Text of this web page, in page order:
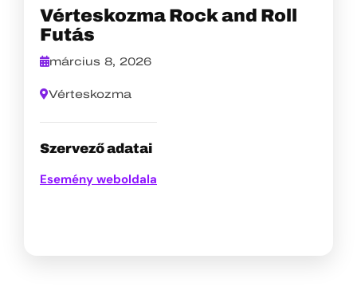
Vérteskozma Rock and Roll
Futás
március 8, 2026
Vérteskozma
Szervező adatai
Esemény weboldala